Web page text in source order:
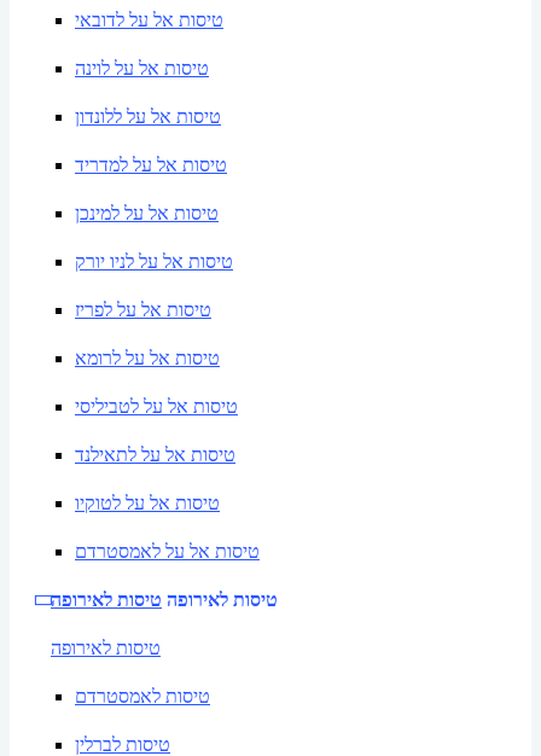
טיסות אל על לדובאי
טיסות אל על לוינה
טיסות אל על ללונדון
טיסות אל על למדריד
טיסות אל על למינכן
טיסות אל על לניו יורק
טיסות אל על לפריז
טיסות אל על לרומא
טיסות אל על לטביליסי
טיסות אל על לתאילנד
טיסות אל על לטוקיו
טיסות אל על לאמסטרדם
טיסות לאירופה טיסות לאירופה
טיסות לאירופה
טיסות לאמסטרדם
טיסות לברלין